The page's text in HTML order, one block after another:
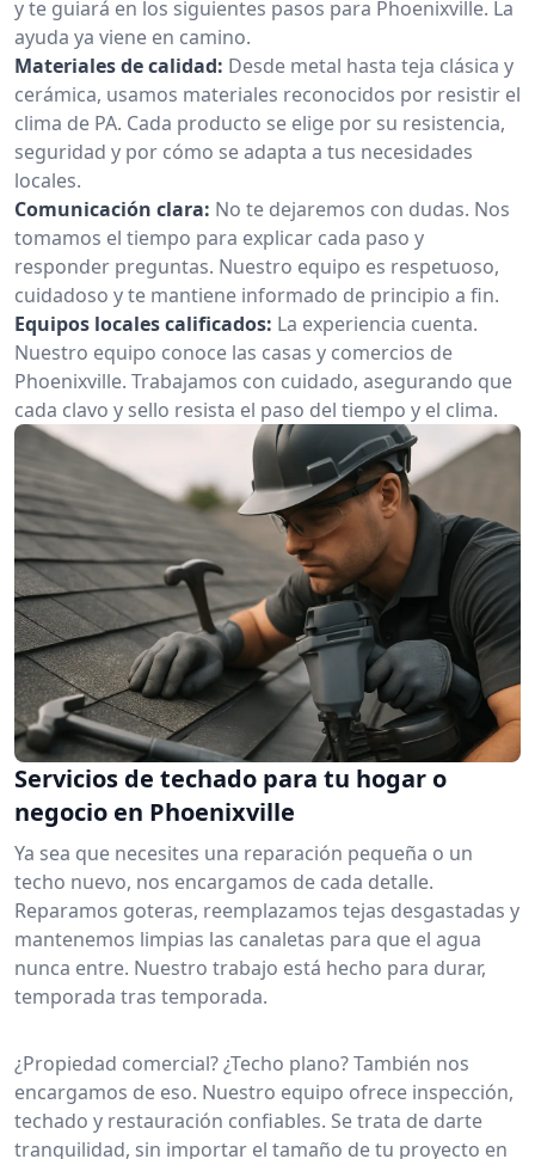
y te guiará en los siguientes pasos para Phoenixville. La
ayuda ya viene en camino.
Materiales de calidad: Desde metal hasta teja clásica y
cerámica, usamos materiales reconocidos por resistir el
clima de PA. Cada producto se elige por su resistencia,
seguridad y por cómo se adapta a tus necesidades
locales.
Comunicación clara: No te dejaremos con dudas. Nos
tomamos el tiempo para explicar cada paso y
responder preguntas. Nuestro equipo es respetuoso,
cuidadoso y te mantiene informado de principio a fin.
Equipos locales calificados: La experiencia cuenta.
Nuestro equipo conoce las casas y comercios de
Phoenixville. Trabajamos con cuidado, asegurando que
cada clavo y sello resista el paso del tiempo y el clima.
Servicios de techado para tu hogar o
negocio en Phoenixville
Ya sea que necesites una reparación pequeña o un
techo nuevo, nos encargamos de cada detalle.
Reparamos goteras, reemplazamos tejas desgastadas y
mantenemos limpias las canaletas para que el agua
nunca entre. Nuestro trabajo está hecho para durar,
temporada tras temporada.
¿Propiedad comercial? ¿Techo plano? También nos
encargamos de eso. Nuestro equipo ofrece inspección,
techado y restauración confiables. Se trata de darte
tranquilidad, sin importar el tamaño de tu proyecto en